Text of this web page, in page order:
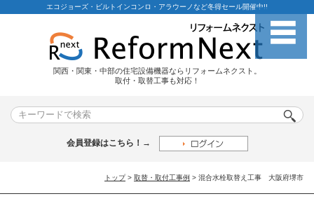
エコジョーズ・ビルトインコンロ・アラウーノなど冬得セール開催中!!
関西・関東・中部の住宅設備機器ならリフォームネクスト。
取付・取替工事も対応！
会員登録はこちら！→
トップ > 取替・取付工事例 > 混合水栓取替え工事 大阪府堺市